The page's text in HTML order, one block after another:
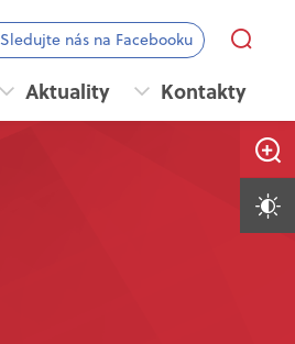
Sledujte nás na Facebooku
Aktuality Kontakty